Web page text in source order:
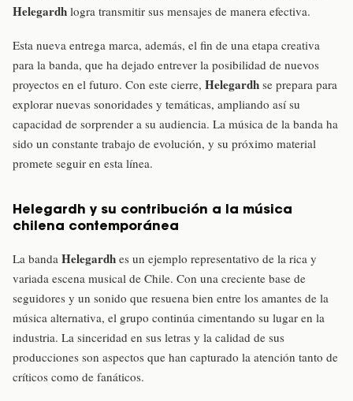
Helegardh logra transmitir sus mensajes de manera efectiva.
Esta nueva entrega marca, además, el fin de una etapa creativa
para la banda, que ha dejado entrever la posibilidad de nuevos
proyectos en el futuro. Con este cierre, Helegardh se prepara para
explorar nuevas sonoridades y temáticas, ampliando así su
capacidad de sorprender a su audiencia. La música de la banda ha
sido un constante trabajo de evolución, y su próximo material
promete seguir en esta línea.
Helegardh y su contribución a la música
chilena contemporánea
La banda Helegardh es un ejemplo representativo de la rica y
variada escena musical de Chile. Con una creciente base de
seguidores y un sonido que resuena bien entre los amantes de la
música alternativa, el grupo continúa cimentando su lugar en la
industria. La sinceridad en sus letras y la calidad de sus
producciones son aspectos que han capturado la atención tanto de
críticos como de fanáticos.